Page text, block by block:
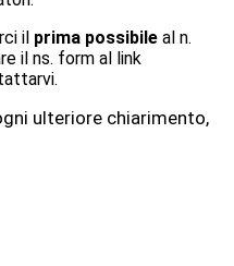
il prima possibile al n.
il ns. form al link
ulteriore chiarimento,